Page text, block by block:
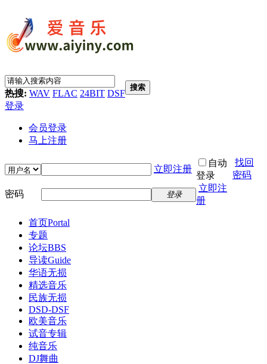
热搜: WAV FLAC 24BIT DSF
搜索
登录
会员登录
马上注册
立即注册
自动
登录
找回
密码
密码
登录
立即注
册
首页Portal
专题
论坛BBS
导读Guide
华语无损
精选音乐
民族无损
DSD-DSF
欧美音乐
试音专辑
纯音乐
DJ舞曲